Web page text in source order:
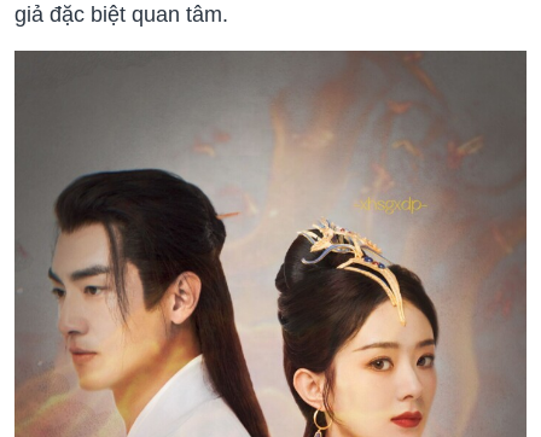
giả đặc biệt quan tâm.